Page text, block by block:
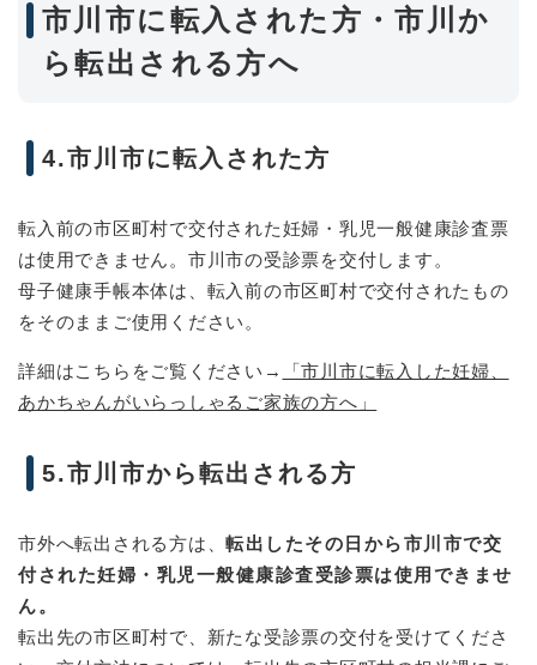
市川市に転入された方・市川か
ら転出される方へ
4.市川市に転入された方
転入前の市区町村で交付された妊婦・乳児一般健康診査票
は使用できません。市川市の受診票を交付します。
母子健康手帳本体は、転入前の市区町村で交付されたもの
をそのままご使用ください。
詳細はこちらをご覧ください→
「市川市に転入した妊婦、
あかちゃんがいらっしゃるご家族の方へ」
5.市川市から転出される方
市外へ転出される方は、転出したその日から市川市で交
付された妊婦・乳児一般健康診査受診票は使用できませ
ん。
転出先の市区町村で、新たな受診票の交付を受けてくださ